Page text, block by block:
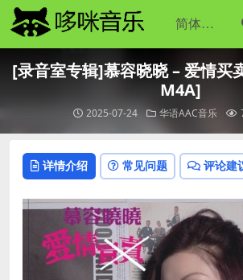
[录音室专辑]慕容晓晓 – 爱情
M4A]
2025-07-24 华语AAC音乐
详情介绍 常见问题 评论建